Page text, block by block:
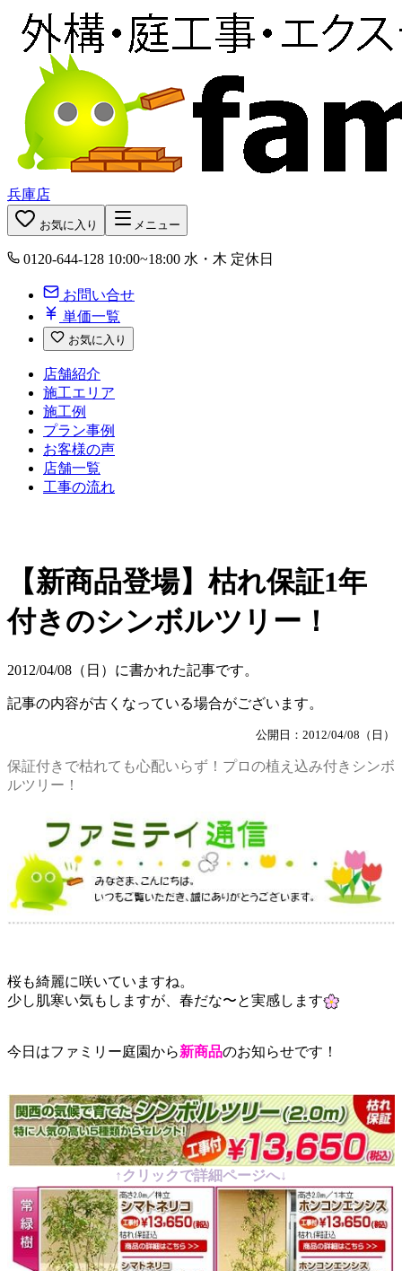
兵庫店
お気に入り メニュー
0120-644-128 10:00~18:00 水・木 定休日
お問い合せ
単価一覧
お気に入り
店舗紹介
施工エリア
施工例
プラン事例
お客様の声
店舗一覧
工事の流れ
【新商品登場】枯れ保証1年
付きのシンボルツリー！
2012/04/08（日）に書かれた記事です。
記事の内容が古くなっている場合がございます。
公開日：2012/04/08（日）
保証付きで枯れても心配いらず！プロの植え込み付きシンボ
ルツリー！
桜も綺麗に咲いていますね。
少し肌寒い気もしますが、春だな〜と実感します
今日はファミリー庭園から新商品のお知らせです！
↑クリックで詳細ページへ↓